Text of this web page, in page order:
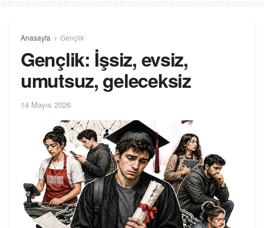
Anasayfa Gençlik
Gençlik: İşsiz, evsiz,
umutsuz, geleceksiz
14 Mayıs 2026